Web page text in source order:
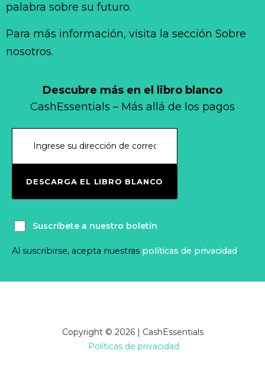
Descubre más en el libro blanco
CashEssentials – Más allá de los pagos
DESCARGA EL LIBRO BLANCO
Suscríbete a nuestro boletín
Al suscribirse, acepta nuestras políticas de privacidad.
palabra sobre su futuro.
Para más información, visita la sección Sobre
nosotros.
Copyright © 2026 | CashEssentials
Políticas de privacidad